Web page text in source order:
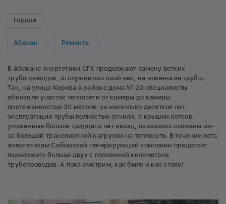
Города
Абакан Ремонты
В Абакане энергетики СГК продолжают замену ветхих
трубопроводов, отслуживших свой век, на новенькие трубы.
Так, на улице Кирова в районе дома № 20 специалисты
обновили участок теплосети от камеры до камеры
протяженностью 30 метров: за несколько десятков лет
эксплуатации трубы полностью сгнили, а крышки лотков,
уложенные больше тридцати лет назад, оказались сломаны из-
за большой транспортной нагрузки на теплосеть. В течение лета
энергетикам Сибирской генерирующей компании предстоит
переложить больше двух с половиной километров
трубопроводов. А пока смотрим, как было и как стало!